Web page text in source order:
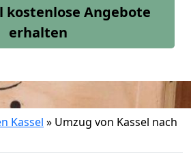
kostenlose Angebote
erhalten
Kassel » Umzug von Kassel nach